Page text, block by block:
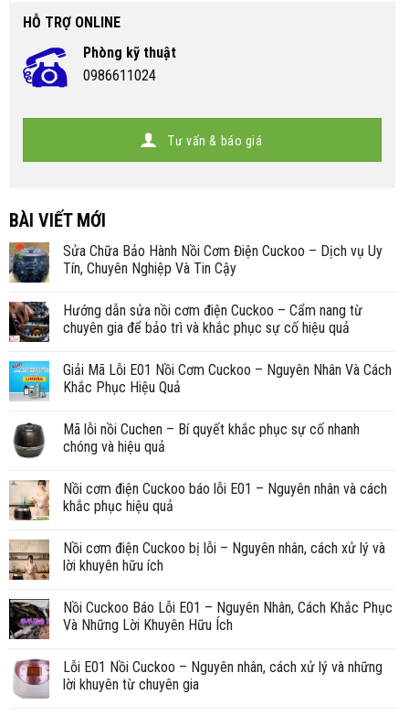
HỖ TRỢ ONLINE
Phòng kỹ thuật
0986611024
Tư vấn & báo giá
BÀI VIẾT MỚI
Sửa Chữa Bảo Hành Nồi Cơm Điện Cuckoo – Dịch vụ Uy
Tín, Chuyên Nghiệp Và Tin Cậy
Hướng dẫn sửa nồi cơm điện Cuckoo – Cẩm nang từ
chuyên gia để bảo trì và khắc phục sự cố hiệu quả
Giải Mã Lỗi E01 Nồi Cơm Cuckoo – Nguyên Nhân Và Cách
Khắc Phục Hiệu Quả
Mã lỗi nồi Cuchen – Bí quyết khắc phục sự cố nhanh
chóng và hiệu quả
Nồi cơm điện Cuckoo báo lỗi E01 – Nguyên nhân và cách
khắc phục hiệu quả
Nồi cơm điện Cuckoo bị lỗi – Nguyên nhân, cách xử lý và
lời khuyên hữu ích
Nồi Cuckoo Báo Lỗi E01 – Nguyên Nhân, Cách Khắc Phục
Và Những Lời Khuyên Hữu Ích
Lỗi E01 Nồi Cuckoo – Nguyên nhân, cách xử lý và những
lời khuyên từ chuyên gia